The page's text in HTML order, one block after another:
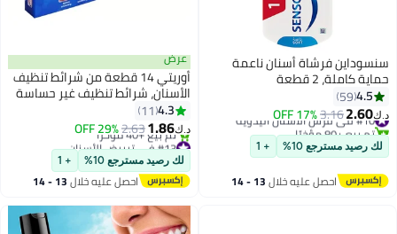
سنسوداين فرشاة أسنان ناعمة
حماية كاملة، 2 قطعة
4.5
59
د.ك‏2.60
3.16
17% OFF #10 في فرش الأسنان اليدوية
تم بيع +80 مؤخرًا
#10 في فرش الأسنان اليدوية
لك رصيد مسترجع 10% + 1
احصل عليه خلال 13 - 14
عرض
أوريتي 14 قطعة من شرائط تنظيف
الأسنان، شرائط تنظيف غير حساسة
لتنظيف الأسنان، وتنظيف البقع في
المنزل والسفر
4.3
11
د.ك‏1.86
2.63
29% OFF
#13 في تبييض الأسنان
أقل سعر في 30 يوم
تم بيع +40 مؤخرًا
#13 في تبييض الأسنان
لك رصيد مسترجع 10% + 1
احصل عليه خلال 13 - 14